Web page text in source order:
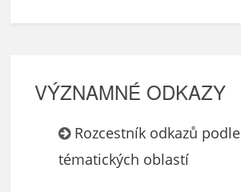
VÝZNAMNÉ ODKAZY
Rozcestník odkazů podle
tématických oblastí